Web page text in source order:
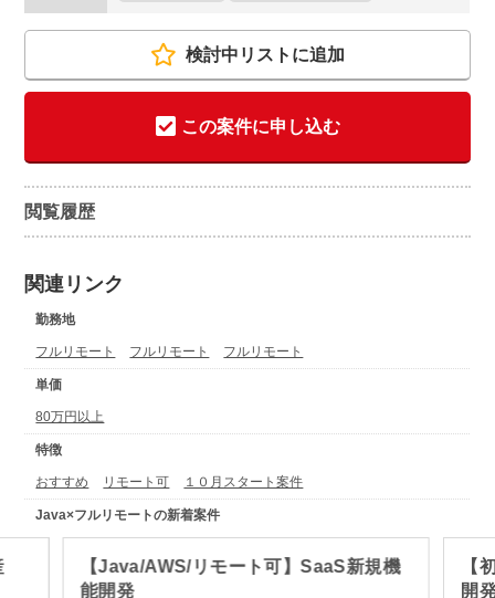
検討中リストに追加
この案件に申し込む
閲覧履歴
関連リンク
勤務地
フルリモート フルリモート フルリモート
単価
80万円以上
特徴
おすすめ リモート可 １０月スタート案件
Java×フルリモートの新着案件
【Java/AWS/リモート可】SaaS新規機
能開発
【
開